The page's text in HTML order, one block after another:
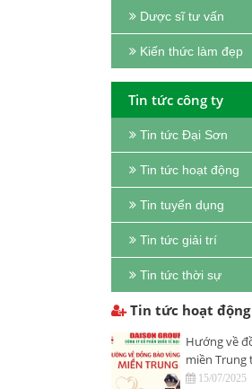
Dược sĩ tư vấn
Kiến thức làm đẹp
Tin tức công ty
Tin tức Đại Sơn
Tin tức hoạt động
Tin tuyển dụng
Tin tức giải trí
Tin tức thời sự
Tin tức hoạt động
Hướng về
miền Trung
15/07/2025